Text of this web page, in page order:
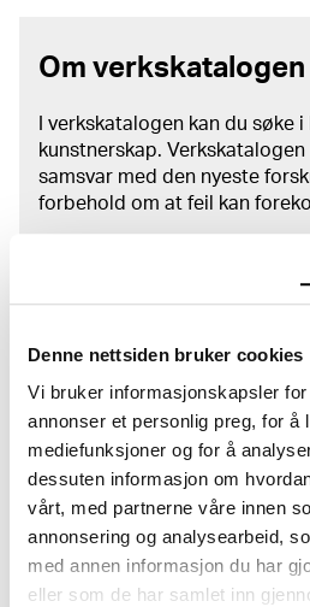
Denne nettsiden bruker cookies
Vi bruker informasjonskapsler
annonser et personlig preg, for å
mediefunksjoner og for å
dessuten informasjon om
vårt, med partnerne våre innen
annonsering og analysearbeid,
med annen informasjon du har
eller som de har samlet inn
Om verkskatalogen
I verkskatalogen kan du søke
kunstnerskap.
samsvar med den nyeste
forbehold om at feil kan
MUNCHs samling består av
museumsobjekter, inkludert
kommune i 1940, rommer
til Rolf Stenersen, Amaldus
Ravensberg.
Merom MUNCHssamling
Les mer om bruk av våre
kreditering